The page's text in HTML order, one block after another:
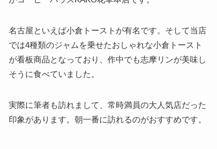
名古屋といえば小倉トーストが有名です。そして当店
では4種類のジャムを乗せたおしゃれな小倉トースト
が看板商品となっており、作中でも志摩リンが美味し
そうに食べていました。
実際に筆者も訪れまして、常時満員の大人気店だった
印象があります。朝一番に訪れるのがおすすめです。